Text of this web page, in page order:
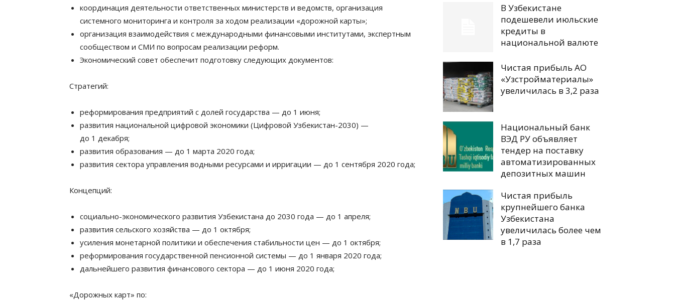
координация деятельности ответственных министерств и ведомств, организация
системного мониторинга и контроля за ходом реализации «дорожной карты»;
организация взаимодействия с международными финансовыми институтами, экспертным
сообществом и СМИ по вопросам реализации реформ.
Экономический совет обеспечит подготовку следующих документов:
Стратегий:
реформирования предприятий с долей государства — до 1 июня;
развития национальной цифровой экономики (Цифровой Узбекистан-2030) —
до 1 декабря;
развития образования — до 1 марта 2020 года;
развития сектора управления водными ресурсами и ирригации — до 1 сентября 2020 года;
Концепций:
социально-экономического развития Узбекистана до 2030 года — до 1 апреля;
развития сельского хозяйства — до 1 октября;
усиления монетарной политики и обеспечения стабильности цен — до 1 октября;
реформирования государственной пенсионной системы — до 1 января 2020 года;
дальнейшего развития финансового сектора — до 1 июня 2020 года;
«Дорожных карт» по:
В Узбекистане
подешевели июльские
кредиты в
национальной валюте
Чистая прибыль АО
«Узстройматериалы»
увеличилась в 3,2 раза
Национальный банк
ВЭД РУ объявляет
тендер на поставку
автоматизированных
депозитных машин
Чистая прибыль
крупнейшего банка
Узбекистана
увеличилась более чем
в 1,7 раза